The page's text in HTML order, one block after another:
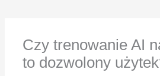
Czy trenowanie AI
to dozwolony